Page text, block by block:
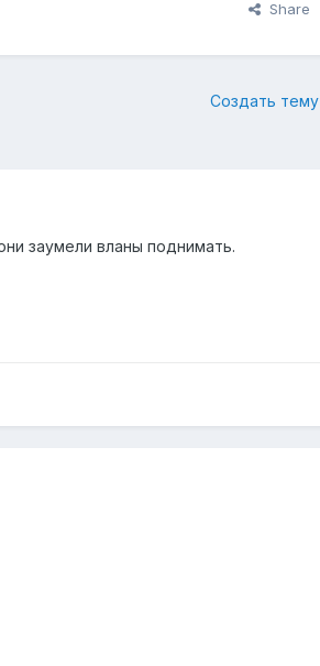
Share
Создать тему
заумели вланы поднимать.